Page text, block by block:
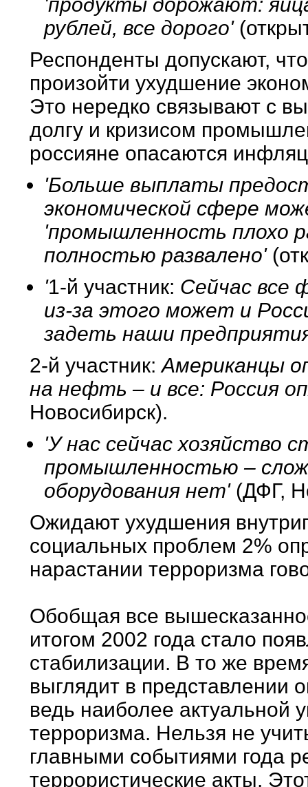
рублей, все дорого'
Респонденты допускают,
произойти ухудшение
Это нередко связывают с
долгу и кризисом
россияне опасаются
'Больше выплаты
экономической сфере
'промышленность плохо
полностью развалено'
'1-й участник: Сейчас все
из-за этого может и
задеть наши
2-й участник: Американцы
на нефть – и все: Россия
Новосибирск).
'У нас сейчас хозяйство
промышленностью –
оборудования нет' (ДФГ,
Ожидают ухудшения
социальных проблем 2%
нарастании терроризма
Обобщая все
итогом 2002 года стало
стабилизации. В то же
выглядит в представлении
ведь наиболее актуальной
терроризма. Нельзя не
главными событиями года
террористические акты.